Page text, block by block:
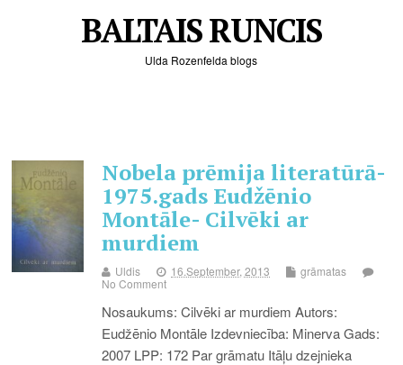
BALTAIS RUNCIS
Ulda Rozenfelda blogs
Nobela prēmija literatūrā-
1975.gads Eudžēnio
Montāle- Cilvēki ar
murdiem
Uldis 16.September, 2013
grāmatas
No Comment
Nosaukums: Cilvēki ar murdiem Autors:
Eudžēnio Montāle Izdevniecība: Minerva Gads:
2007 LPP: 172 Par grāmatu Itāļu dzejnieka